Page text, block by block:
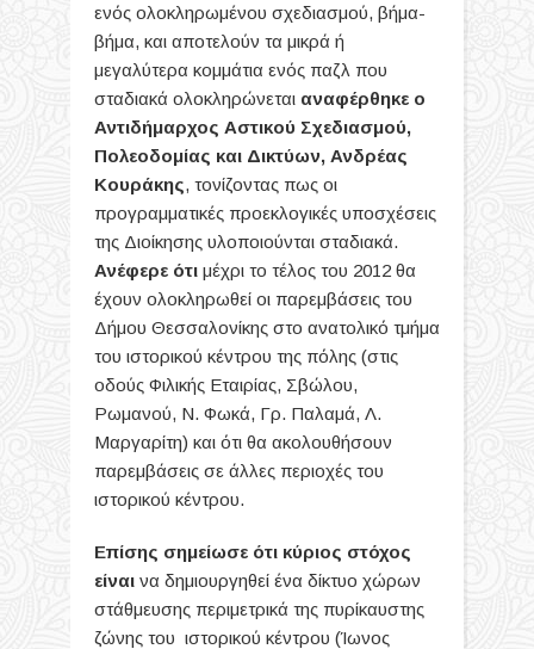
ενός ολοκληρωμένου σχεδιασμού, βήμα-
βήμα, και αποτελούν τα μικρά ή
μεγαλύτερα κομμάτια ενός παζλ που
σταδιακά ολοκληρώνεται αναφέρθηκε ο
Αντιδήμαρχος Αστικού Σχεδιασμού,
Πολεοδομίας και Δικτύων, Ανδρέας
Κουράκης, τονίζοντας πως οι
προγραμματικές προεκλογικές υποσχέσεις
της Διοίκησης υλοποιούνται σταδιακά.
Ανέφερε ότι μέχρι το τέλος του 2012 θα
έχουν ολοκληρωθεί οι παρεμβάσεις του
Δήμου Θεσσαλονίκης στο ανατολικό τμήμα
του ιστορικού κέντρου της πόλης (στις
οδούς Φιλικής Εταιρίας, Σβώλου,
Ρωμανού, Ν. Φωκά, Γρ. Παλαμά, Λ.
Μαργαρίτη) και ότι θα ακολουθήσουν
παρεμβάσεις σε άλλες περιοχές του
ιστορικού κέντρου.
Επίσης σημείωσε ότι κύριος στόχος
είναι να δημιουργηθεί ένα δίκτυο χώρων
στάθμευσης περιμετρικά της πυρίκαυστης
ζώνης του ιστορικού κέντρου (Ίωνος